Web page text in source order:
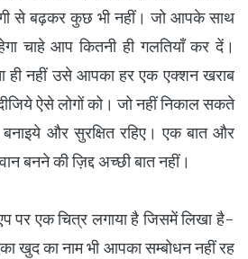
से बढ़कर कुछ भी नहीं। जो आपके साथ
चाहे आप कितनी ही गलतियाँ कर दें।
ही नहीं उसे आपका हर एक एक्शन खराब
ऐसे लोगों को। जो नहीं निकाल सकते
और सुरक्षित रहिए। एक बात और
बनने की ज़िद्द अच्छी बात नहीं।
पर एक चित्र लगाया है जिसमें लिखा है-
खुद का नाम भी आपका सम्बोधन नहीं रह